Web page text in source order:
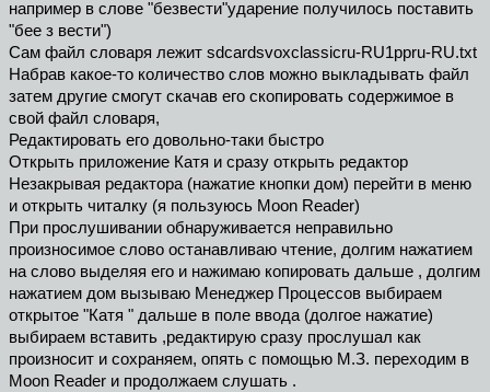
например в слове "безвести"ударение получилось поставить
"бее з вести")
Cам файл словаря лежит sdcardsvoxclassicru-RU1ppru-RU.txt
Набрав какое-то количество слов можно выкладывать файл
затем другие смогут скачав его скопировать содержимое в
свой файл словаря,
Редактировать его довольно-таки быстро
Открыть приложение Катя и сразу открыть редактор
Незакрывая редактора (нажатие кнопки дом) перейти в меню
и открыть читалку (я пользуюсь Moon Reader)
При прослушивании обнаруживается неправильно
произносимое слово останавливаю чтение, долгим нажатием
на слово выделяя его и нажимаю копировать дальше , долгим
нажатием дом вызываю Менеджер Процессов выбираем
открытое "Катя " дальше в поле ввода (долгое нажатие)
выбираем вставить ,редактирую сразу прослушал как
произносит и сохраняем, опять с помощью M.З. переходим в
Moon Reader и продолжаем слушать .